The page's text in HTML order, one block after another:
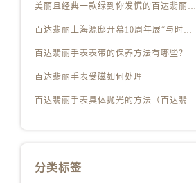
美丽且经典一款绿到你发慌的百达翡丽腕表
百达翡丽上海源邸开幕10周年展“与时间同源”
百达翡丽手表表带的保养方法有哪些？
百达翡丽手表受磁如何处理
百达翡丽手表具体抛光的方法（百达翡丽手表抛光的正确方法）
分类标签